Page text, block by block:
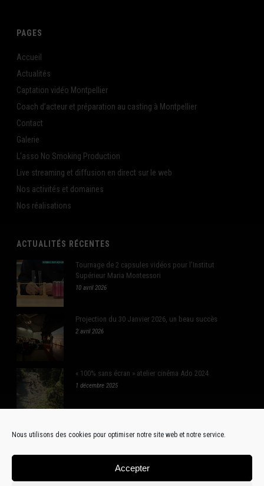
Nous utilisons des cookies pour optimiser notre site web et notre service.
Accepter
PAGES
Accueil
Actualités
Captation vidéo Montpellier
Coach d’acteur et préparation au casting à Montpellier
Contact
Galerie
L’asso No Smoking Production
Live streaming et diffusion en direct sur le web
Nos activités et domaines
Nos réalisations
ACTUALITÉS RÉCENTES
Tournage de 2 capsules vidéos pour l’Institut
Supérieur Maria Montessori
10 avril 2026
Projection du 30 Janvier 2026, un beau succès
2 avril 2026
« 100% sans écran » atelier cinéma Ado 2024
1 décembre 2025